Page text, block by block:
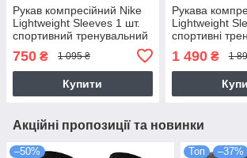
Рукав компресійний Nike
Lightweight Sleeves 1 шт.
спортивний тренувальний
750 ₴ 1 095 ₴
Купити
Рукава
Lightweight
спортивні
1 490₴ 1
Акційні пропозиції та новинки
–50% Топ –37%